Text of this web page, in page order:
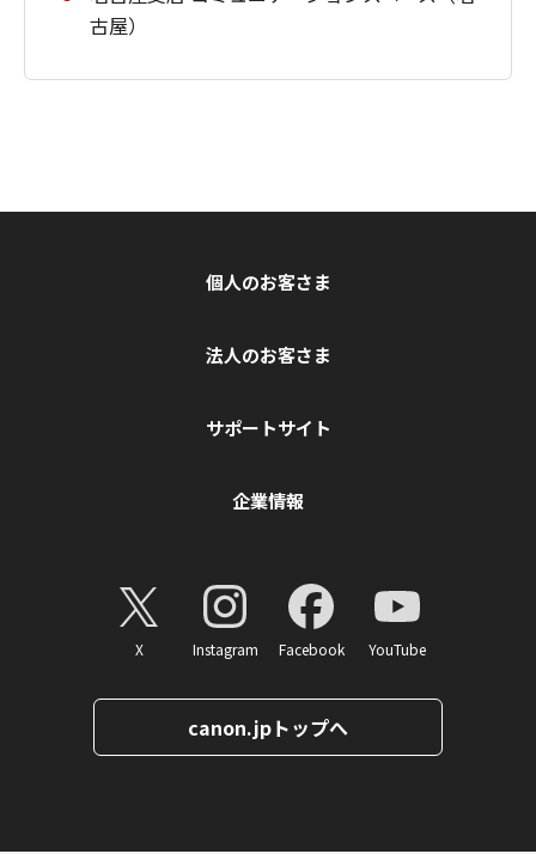
古屋）
個人のお客さま
法人のお客さま
サポートサイト
企業情報
X Instagram Facebook YouTube
canon.jpトップへ